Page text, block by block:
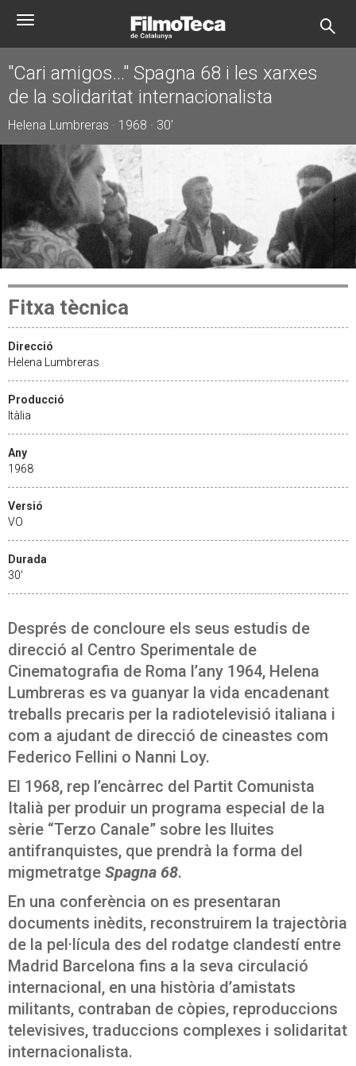
Toggle
"Cari amigos..." Spagna 68 i les xarxes
de la solidaritat internacionalista
Helena Lumbreras · 1968 · 30'
Fitxa tècnica
Direcció
Helena Lumbreras
Producció
Itàlia
Any
1968
Versió
VO
Durada
30'
Després de concloure els seus estudis de
direcció al Centro Sperimentale de
Cinematografia de Roma l’any 1964, Helena
Lumbreras es va guanyar la vida encadenant
treballs precaris per la radiotelevisió italiana i
com a ajudant de direcció de cineastes com
Federico Fellini o Nanni Loy.
El 1968, rep l’encàrrec del Partit Comunista
Italià per produir un programa especial de la
sèrie “Terzo Canale” sobre les lluites
antifranquistes, que prendrà la forma del
migmetratge Spagna 68.
En una conferència on es presentaran
documents inèdits, reconstruirem la trajectòria
de la pel·lícula des del rodatge clandestí entre
Madrid Barcelona fins a la seva circulació
internacional, en una història d’amistats
militants, contraban de còpies, reproduccions
televisives, traduccions complexes i solidaritat
internacionalista.